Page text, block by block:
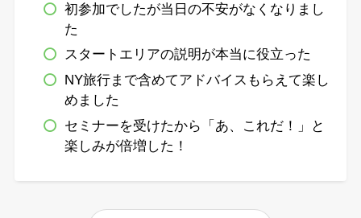
初参加でしたが当日の不安がなくなりまし
た
スタートエリアの説明が本当に役立った
NY旅行まで含めてアドバイスもらえて楽し
めました
セミナーを受けたから「あ、これだ！」と
楽しみが倍増した！